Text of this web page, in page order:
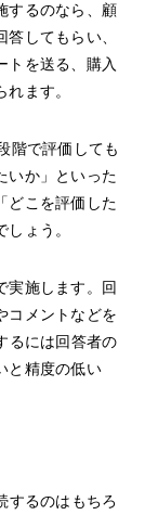
するのなら、顧
してもらい、
トを送る、購入
ます。
階で評価しても
いか」といった
どこを評価した
ょう。
実施します。回
コメントなどを
るには回答者の
と精度の低い
するのはもちろ